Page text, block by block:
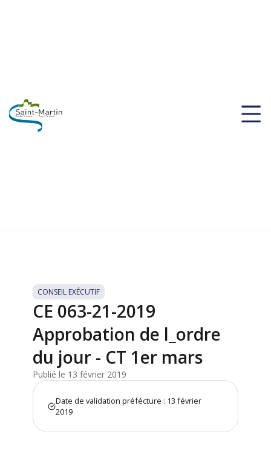
CONSEIL EXÉCUTIF
CE 063-21-2019
Approbation de l_ordre
du jour - CT 1er mars
Publié le 13 février 2019
Date de validation préfécture : 13 février
2019